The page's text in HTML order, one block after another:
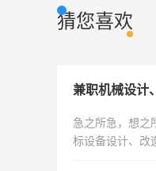
猜您喜欢
急之所急，想之
标设备设计、改